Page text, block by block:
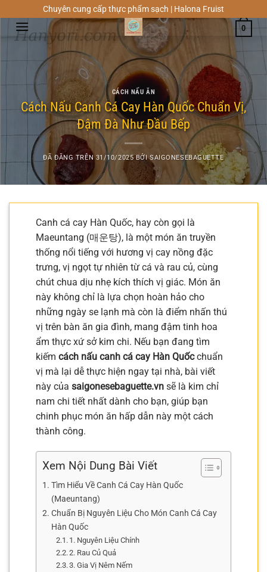
đến
nội
Chuyên cung cấp thực phẩm sạch | Halona Fruist
0
CÁCH NẤU ĂN
Cách Nấu Canh Cá Cay Hàn Quốc Chuẩn Vị,
Đậm Đà Như Đầu Bếp
ĐÃ ĐĂNG TRÊN31/10/2025 BỞISAIGONESEBAGUETTE
Canh cá cay Hàn Quốc, hay còn gọi là
Maeuntang (매운탕), là một món ăn truyền
thống nổi tiếng với hương vị cay nồng đặc
trưng, vị ngọt tự nhiên từ cá và rau củ, cùng
chút chua dịu nhẹ kích thích vị giác. Món ăn
này không chỉ là lựa chọn hoàn hảo cho
những ngày se lạnh mà còn là điểm nhấn thú
vị trên bàn ăn gia đình, mang đậm tinh hoa
ẩm thực xứ sở kim chi. Nếu bạn đang tìm
kiếm cách nấu canh cá cay Hàn Quốcchuẩn
vị mà lại dễ thực hiện ngay tại nhà, bài viết
này của saigonesebaguette.vn sẽ là kim chỉ
nam chi tiết nhất dành cho bạn, giúp bạn
chinh phục món ăn hấp dẫn này một cách
thành công.
Xem Nội Dung Bài Viết
Tìm Hiểu Về Canh Cá Cay Hàn Quốc
(Maeuntang)
Chuẩn Bị Nguyên Liệu Cho Món Canh Cá Cay
Hàn Quốc
1. Nguyên Liệu Chính
2. Rau Củ Quả
3. Gia Vị Nêm Nếm